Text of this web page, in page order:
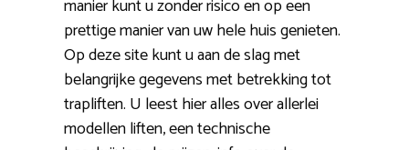
manier kunt u zonder risico en op een
prettige manier van uw hele huis genieten.
Op deze site kunt u aan de slag met
belangrijke gegevens met betrekking tot
trapliften. U leest hier alles over allerlei
modellen liften, een technische